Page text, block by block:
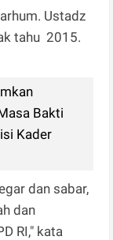
Ustadz
tahu 2015.
Bakti
Kader
dan sabar,
dan
RI," kata